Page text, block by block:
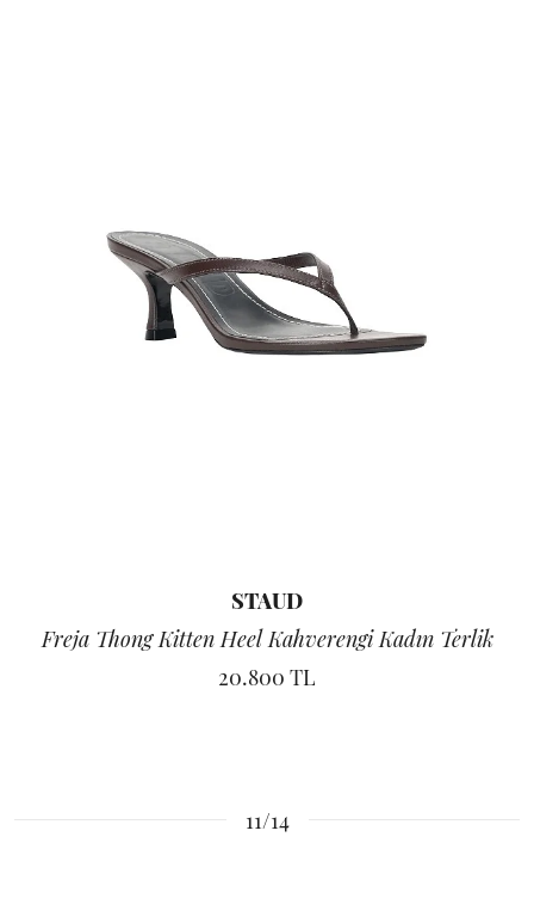
STAUD
Freja Thong Kitten Heel Kahverengi Kadın Terlik
20.800 TL
11/14